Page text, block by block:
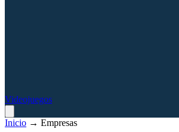
Videojuegos
Inicio → Empresas